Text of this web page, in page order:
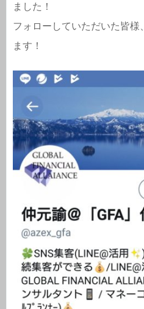
ました！
フォローしていただいた皆
ます！